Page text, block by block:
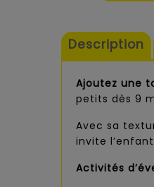
Description
Ajoutez une
petits dès 9
Avec sa
invite
Activités